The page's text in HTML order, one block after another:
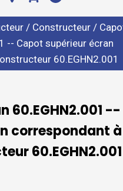
/ Constructeur/
-- Capot supérieur écran
60.EGHN2.001
60.EGHN2.001 --
correspondant à
60.EGHN2.001